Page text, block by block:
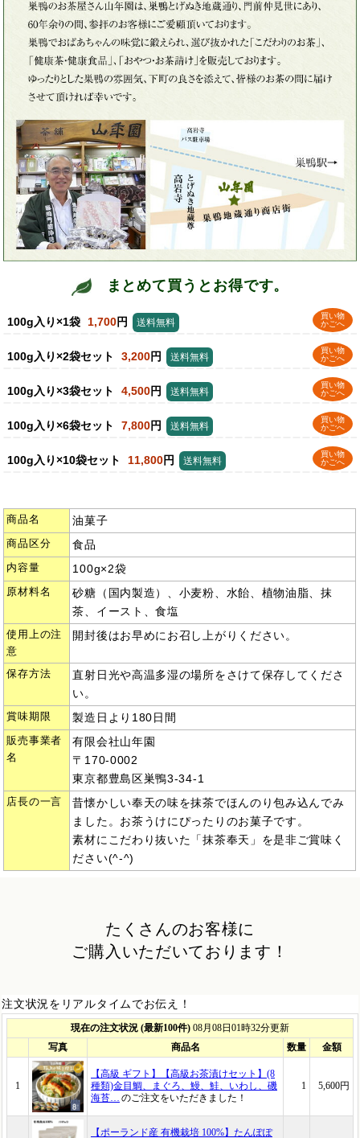
まとめて買うとお得です。
100g入り×1袋 1,700円
買い物
かごへ
送料無料
100g入り×2袋セット 3,200円
買い物
かごへ
送料無料
100g入り×3袋セット 4,500円
買い物
かごへ
送料無料
100g入り×6袋セット 7,800円
買い物
かごへ
送料無料
100g入り×10袋セット 11,800円
買い物
かごへ
送料無料
商品名 油菓子
商品区分 食品
内容量 100g×2袋
原材料名
砂糖（国内製造）、小麦粉、水飴、植物油脂、抹
茶、イースト、食塩
使用上の注
意
開封後はお早めにお召し上がりください。
保存方法
直射日光や高温多湿の場所をさけて保存してくださ
い。
賞味期限 製造日より180日間
販売事業者
名
有限会社山年園
〒170-0002
東京都豊島区巣鴨3-34-1
店長の一言
昔懐かしい奉天の味を抹茶でほんのり包み込んでみ
ました。お茶うけにぴったりのお菓子です。
素材にこだわり抜いた「抹茶奉天」を是非ご賞味く
ださい(^-^)
たくさんのお客様に
ご購入いただいております！
注文状況をリアルタイムでお伝え！